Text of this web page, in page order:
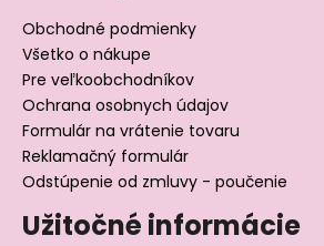
Obchodné podmienky
Všetko o nákupe
Pre veľkoobchodníkov
Ochrana osobnych údajov
Formulár na vrátenie tovaru
Reklamačný formulár
Odstúpenie od zmluvy - poučenie
Užitočné informácie